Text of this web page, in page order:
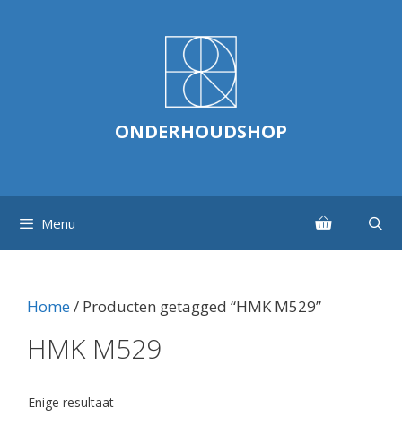
ONDERHOUDSHOP
Menu
Home/ Producten getagged “HMK M529”
HMK M529
Enige resultaat